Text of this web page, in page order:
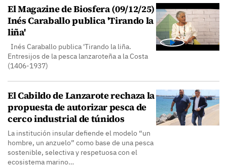
El Magazine de Biosfera (09/12/25)
Inés Caraballo publica 'Tirando la
liña'
Inés Caraballo publica 'Tirando la liña.
Entresijos de la pesca lanzaroteña a la Costa
(1406-1937)
El Cabildo de Lanzarote rechaza la
propuesta de autorizar pesca de
cerco industrial de túnidos
La institución insular defiende el modelo “un
hombre, un anzuelo” como base de una pesca
sostenible, selectiva y respetuosa con el
ecosistema marino…